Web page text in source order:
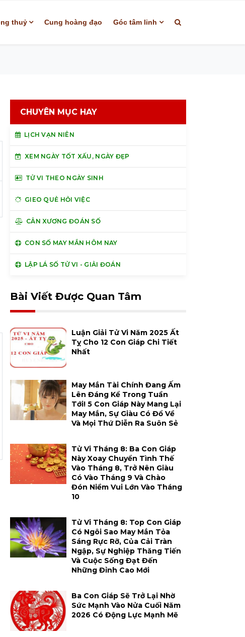
thuỷ Cung hoàng đạo Góc tâm linh
CHUYÊN MỤC HAY
LỊCH VẠN NIÊN
XEM NGÀY TỐT XẤU, NGÀY ĐẸP
TỬ VI THEO NGÀY SINH
GIEO QUẺ HỎI VIỆC
CÂN XƯƠNG ĐOÁN SỐ
CON SỐ MAY MẮN HÔM NAY
LẬP LÁ SỐ TỬ VI - GIẢI ĐOÁN
Bài Viết Được Quan Tâm
Luận Giải Tử Vi Năm 2025 Ất
Tỵ Cho 12 Con Giáp Chi Tiết
Nhất
May Mắn Tài Chính Đang Ấm
Lên Đáng Kể Trong Tuần
Tới! 5 Con Giáp Này Mang Lại
May Mắn, Sự Giàu Có Đổ Về
Và Mọi Thứ Diễn Ra Suôn Sẻ
Tử Vi Tháng 8: Ba Con Giáp
Này Xoay Chuyển Tình Thế
Vào Tháng 8, Trở Nên Giàu
Có Vào Tháng 9 Và Chào
Đón Niềm Vui Lớn Vào Tháng
10
Tử Vi Tháng 8: Top Con Giáp
Có Ngôi Sao May Mắn Tỏa
Sáng Rực Rỡ, Của Cải Tràn
Ngập, Sự Nghiệp Thăng Tiến
Và Cuộc Sống Đạt Đến
Những Đỉnh Cao Mới
Ba Con Giáp Sẽ Trở Lại Nhờ
Sức Mạnh Vào Nửa Cuối Năm
2026 Có Động Lực Mạnh Mẽ